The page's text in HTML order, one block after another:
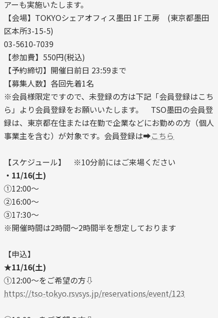
アーも実施いたします。
【会場】TOKYOシェアオフィス墨田 1F 工房 (東京都墨田
区本所3-15-5)
03-5610-7039
【参加費】550円(税込)
【予約締切】開催日前日 23:59まで
【募集人数】各回先着1名
※会員様限定ですので、未登録の方は下記「会員登録はこち
ら」より会員登録をお願いいたします。 TSO墨田の会員登
録は、東京都在住または在勤で企業などにお勤めの方（個人
事業主を含む）が対象です。会員登録は➡こちら
【スケジュール】 ※10分前にはご来場ください
・11/16(土)
①12:00～
②16:00～
③17:30～
※開催時間は2時間～2時間半を想定しております
【申込】
★11/16(土)
①12:00～をご希望の方⇩
https://tso-tokyo.rsvsys.jp/reservations/event/123